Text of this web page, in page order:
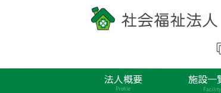
法人概要
Profile
施設一
Facility